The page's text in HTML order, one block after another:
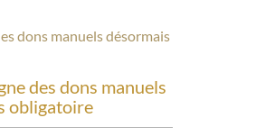
des dons manuels
obligatoire